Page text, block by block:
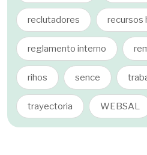
reclutadores recursos
reglamento interno
rihos sence
trayectoria WEBSAL